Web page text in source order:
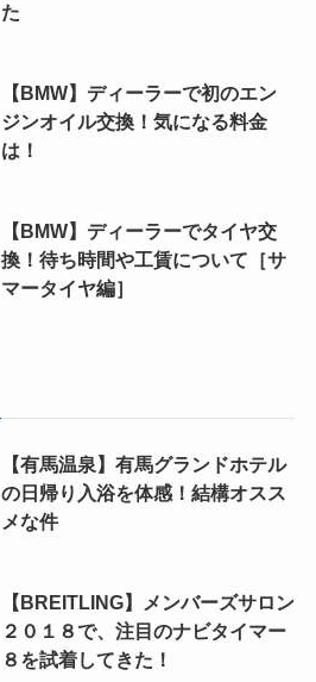
た
【BMW】ディーラーで初のエン
ジンオイル交換！気になる料金
は！
【BMW】ディーラーでタイヤ交
換！待ち時間や工賃について［サ
マータイヤ編］
【有馬温泉】有馬グランドホテル
の日帰り入浴を体感！結構オスス
メな件
【BREITLING】メンバーズサロン
２０１８で、注目のナビタイマー
８を試着してきた！